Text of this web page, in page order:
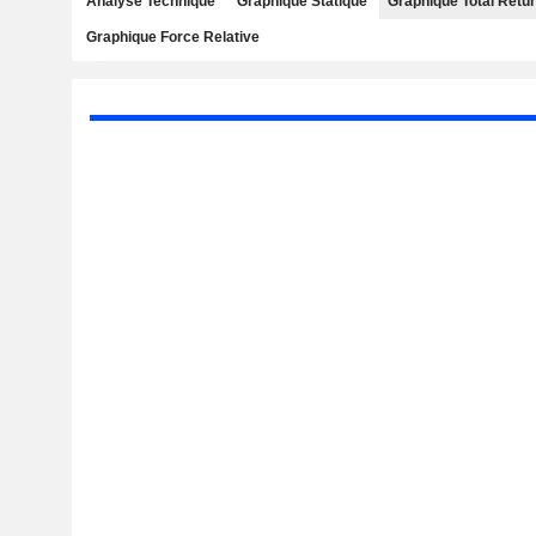
Graphique Force Relative